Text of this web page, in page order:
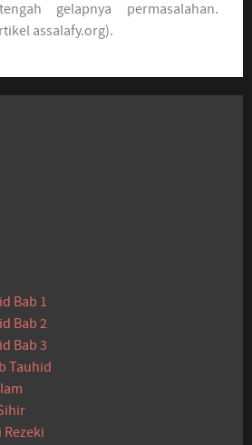
gelapnya permasalahan.
assalafy.org).
Bab 1
Bab 2
Bab 3
Tauhid